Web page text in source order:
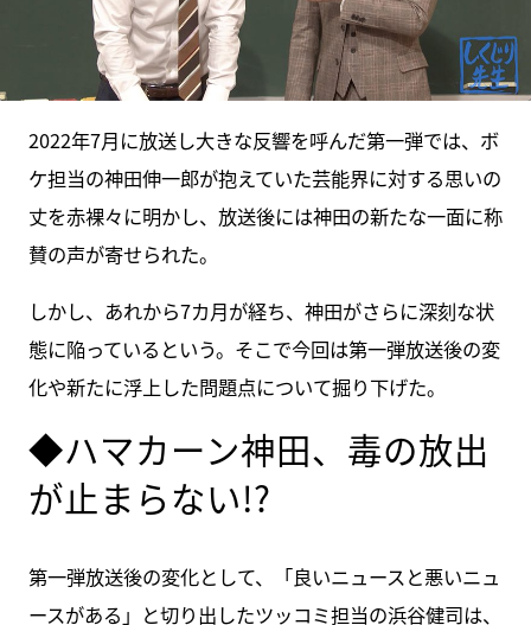
2022年7月に放送し大きな反響を呼んだ第一弾では、ボ
ケ担当の神田伸一郎が抱えていた芸能界に対する思いの
丈を赤裸々に明かし、放送後には神田の新たな一面に称
賛の声が寄せられた。
しかし、あれから7カ月が経ち、神田がさらに深刻な状
態に陥っているという。そこで今回は第一弾放送後の変
化や新たに浮上した問題点について掘り下げた。
◆ハマカーン神田、毒の放出
が止まらない!?
第一弾放送後の変化として、「良いニュースと悪いニュ
ースがある」と切り出したツッコミ担当の浜谷健司は、